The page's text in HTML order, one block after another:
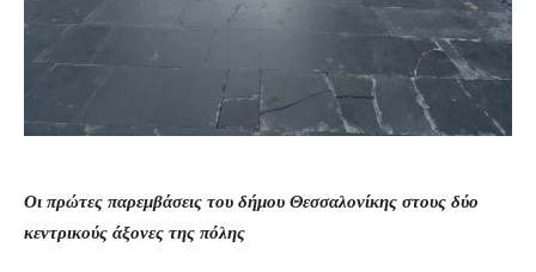
Οι πρώτες παρεμβάσεις του δήμου Θεσσαλονίκης στους δύο
κεντρικούς άξονες της πόλης